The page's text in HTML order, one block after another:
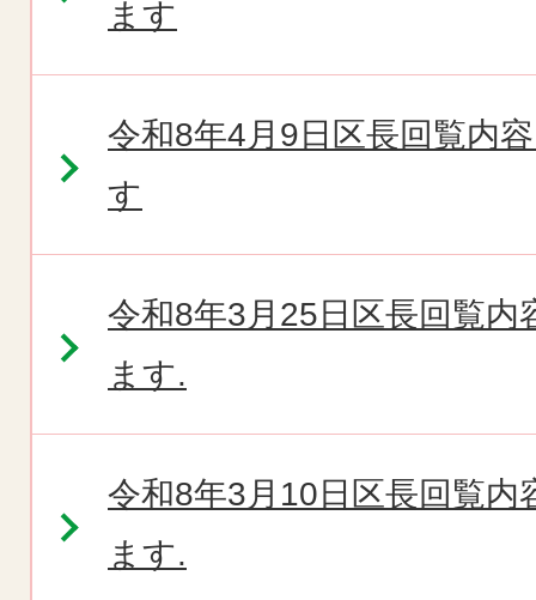
ます
令和8年4月9日区長回覧内
す
令和8年3月25日区長回覧
ます.
令和8年3月10日区長回覧
ます.